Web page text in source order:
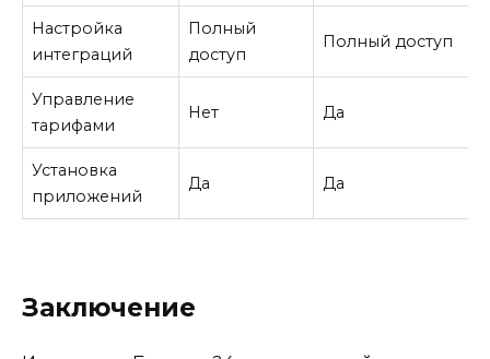
Настройка
интеграций
Полный
доступ
Полный доступ
Управление
тарифами
Нет Да
Установка
приложений
Да Да
Заключение